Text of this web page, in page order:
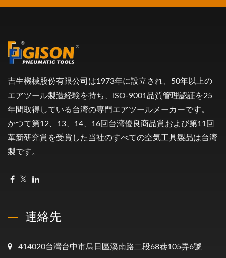
吉生機械股份有限公司は1973年に設立され、50年以上の
エアツール製造経験を持ち、ISO-9001品質管理認証を25
年間取得している台湾の専門エアツールメーカーです。
かつて第12、13、14、16回台湾優良商品賞および第11回
革新研究賞を受賞した当社のすべての空気工具製品は台湾
製です。
連絡先
414020台灣台中市烏日區溪南路二段68巷105弄6號